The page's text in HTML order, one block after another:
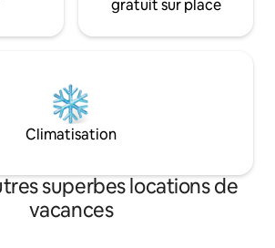
gratuit sur place
Climatisation
superbes locations de
vacances